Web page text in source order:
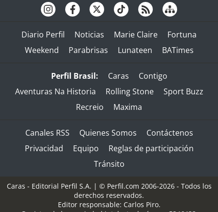
Diario Perfil Noticias Marie Claire
Fortuna
Weekend
Parabrisas Lunateen BATimes
Perfil Brasil: Caras
Contigo
Aventuras Na Historia
Rolling Stone
Sport Buzz
Recreio
Maxima
Canales RSS Quienes Somos
Contáctenos
Privacidad
Equipo
Reglas de participación
Tránsito
Caras - Editorial Perfil S.A. | © Perfil.com 2006-2026 - Todos los
derechos reservados.
Editor responsable: Carlos Piro.